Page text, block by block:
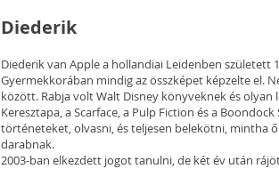
Diederik
Diederik van Apple a hollandiai Leidenben született
Gyermekkorában mindig az összképet képzelte el.
között. Rabja volt Walt Disney könyveknek és
Keresztapa, a Scarface, a Pulp Fiction és a
történeteket, olvasni, és teljesen belekötni, mintha
darabnak.
2003-ban elkezdett jogot tanulni, de két év után